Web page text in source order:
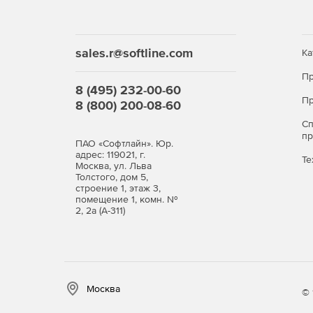
использование видеоконференцсвязи и
Опция «Встреча» теперь доступна
презентациями PowerPoint).
sales.r@softline.com
8 (495) 232-00-60
8 (800) 200-08-60
ПАО «Софтлайн». Юр.
адрес: 119021, г.
Москва, ул. Льва
Толстого, дом 5,
строение 1, этаж 3,
помещение 1, комн. №
2, 2а (А-311)
Москва ©